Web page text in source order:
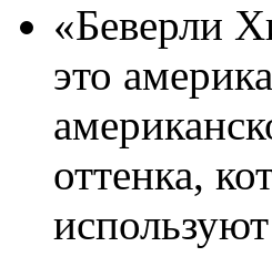
«Беверли
это
оттенка,